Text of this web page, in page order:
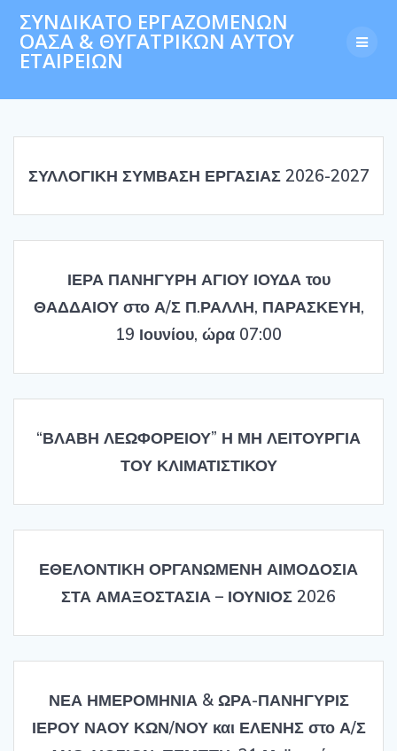
to
content
ΣΥΝΔΙΚΑΤΟ ΕΡΓΑΖΟΜΕΝΩΝ
ΟΑΣΑ & ΘΥΓΑΤΡΙΚΩΝ ΑΥΤΟΥ
ΕΤΑΙΡΕΙΩΝ
ΣΥΛΛΟΓΙΚΗ ΣΥΜΒΑΣΗ ΕΡΓΑΣΙΑΣ 2026-2027
ΙΕΡΑ ΠΑΝΗΓΥΡΗ ΑΓΙΟΥ ΙΟΥΔΑ του
ΘΑΔΔΑΙΟΥ στο Α/Σ Π.ΡΑΛΛΗ, ΠΑΡΑΣΚΕΥΗ,
19 Ιουνίου, ώρα 07:00
“ΒΛΑΒΗ ΛΕΩΦΟΡΕΙΟΥ” Η ΜΗ ΛΕΙΤΟΥΡΓΙΑ
ΤΟΥ ΚΛΙΜΑΤΙΣΤΙΚΟΥ
ΕΘΕΛΟΝΤΙΚΗ ΟΡΓΑΝΩΜΕΝΗ ΑΙΜΟΔΟΣΙΑ
ΣΤΑ ΑΜΑΞΟΣΤΑΣΙΑ – ΙΟΥΝΙΟΣ 2026
ΝΕΑ ΗΜΕΡΟΜΗΝΙΑ & ΩΡΑ-ΠΑΝΗΓΥΡΙΣ
ΙΕΡΟΥ ΝΑΟΥ ΚΩΝ/ΝΟΥ και ΕΛΕΝΗΣ στο Α/Σ